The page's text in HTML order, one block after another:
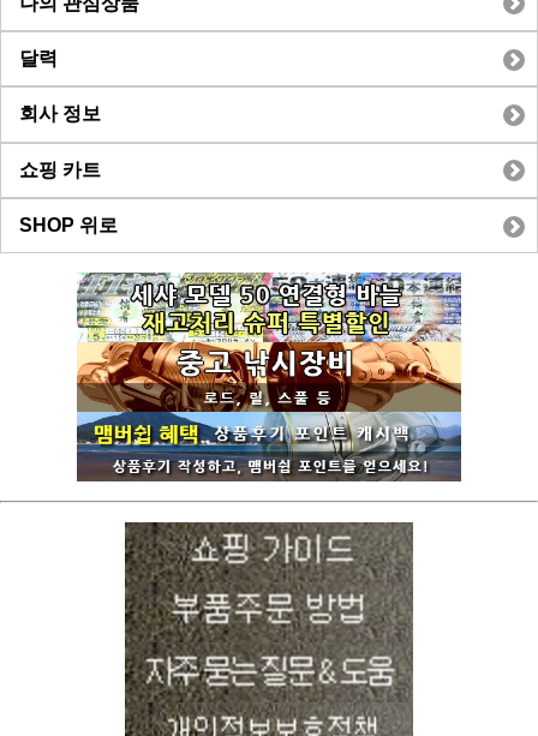
달력
회사 정보
쇼핑 카트
SHOP 위로